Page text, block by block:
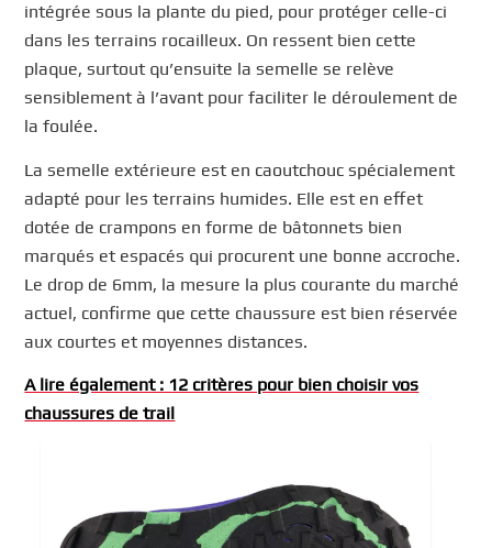
intégrée sous la plante du pied, pour protéger celle-ci
dans les terrains rocailleux. On ressent bien cette
plaque, surtout qu’ensuite la semelle se relève
sensiblement à l’avant pour faciliter le déroulement de
la foulée.
La semelle extérieure est en caoutchouc spécialement
adapté pour les terrains humides. Elle est en effet
dotée de crampons en forme de bâtonnets bien
marqués et espacés qui procurent une bonne accroche.
Le drop de 6mm, la mesure la plus courante du marché
actuel, confirme que cette chaussure est bien réservée
aux courtes et moyennes distances.
A lire également : 12 critères pour bien choisir vos
chaussures de trail